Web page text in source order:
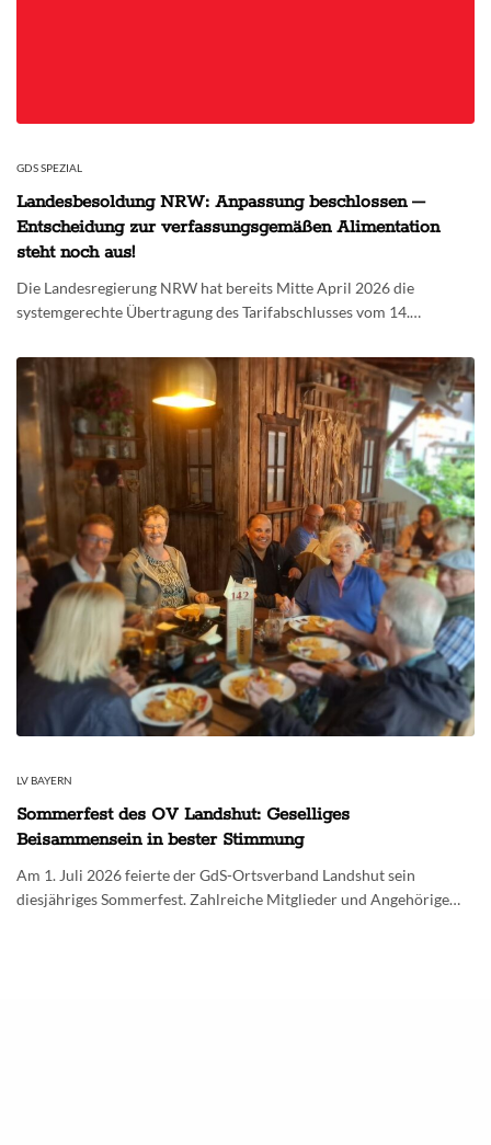
GDS SPEZIAL
Landesbesoldung NRW: Anpassung beschlossen –
Entscheidung zur verfassungsgemäßen Alimentation
steht noch aus!
Die Landesregierung NRW hat bereits Mitte April 2026 die
systemgerechte Übertragung des Tarifabschlusses vom 14.…
LV BAYERN
Sommerfest des OV Landshut: Geselliges
Beisammensein in bester Stimmung
Am 1. Juli 2026 feierte der GdS-Ortsverband Landshut sein
diesjähriges Sommerfest. Zahlreiche Mitglieder und Angehörige…